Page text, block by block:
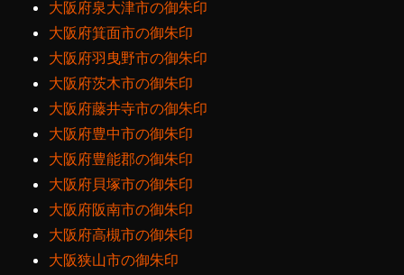
大阪府泉大津市の御朱印
大阪府箕面市の御朱印
大阪府羽曳野市の御朱印
大阪府茨木市の御朱印
大阪府藤井寺市の御朱印
大阪府豊中市の御朱印
大阪府豊能郡の御朱印
大阪府貝塚市の御朱印
大阪府阪南市の御朱印
大阪府高槻市の御朱印
大阪狭山市の御朱印